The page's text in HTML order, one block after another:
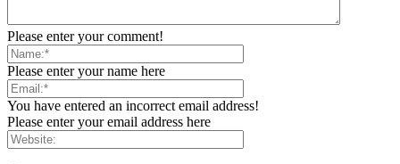
Please enter your comment!
Please enter your name here
You have entered an incorrect email address!
Please enter your email address here